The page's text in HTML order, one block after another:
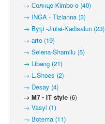
→ Солнце-Kimbo-o (40)
→ INGA - Tizianna (3)
→ Bytji -Jiulai-Kadisalun (23)
→ arto (19)
→ Selena-Shamilu (5)
→ Libang (21)
→ L.Shoes (2)
→ Desay (4)
→ M7 - IT style (6)
→ Vasyl (1)
→ Botema (11)